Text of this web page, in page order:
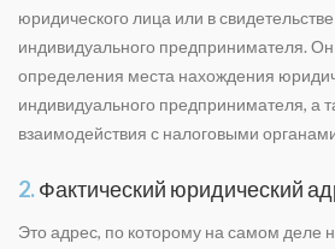
юридического лица или в
индивидуального предпринимателя.
определения места нахождения
индивидуального предпринимателя, а
взаимодействия с налоговыми
2.Фактический юридический
Это адрес, по которому на самом деле